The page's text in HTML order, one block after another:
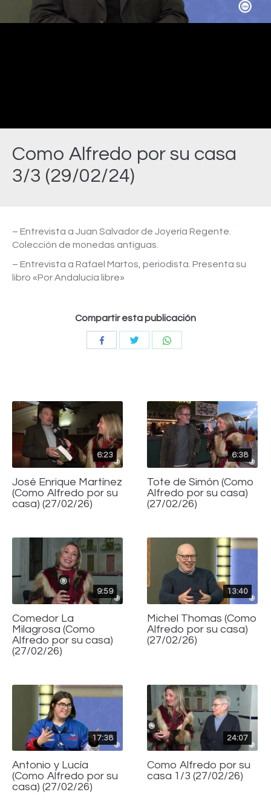
Como Alfredo por su casa
3/3 (29/02/24)
Video
– Entrevista a Juan Salvador de Joyería Regente.
Colección de monedas antiguas.
– Entrevista a Rafael Martos, periodista. Presenta su
libro «Por Andalucía libre»
Compartir esta publicación
CompartirCompartir
6:23
José Enrique Martínez
(Como Alfredo por su
casa) (27/02/26)
6:38
Tote de Simón (Como
Alfredo por su casa)
(27/02/26)
9:59
Comedor La
Milagrosa (Como
Alfredo por su casa)
(27/02/26)
13:40
Michel Thomas (Como
Alfredo por su casa)
(27/02/26)
17:38
Antonio y Lucía
(Como Alfredo por su
casa) (27/02/26)
24:07
Como Alfredo por su
casa 1/3 (27/02/26)